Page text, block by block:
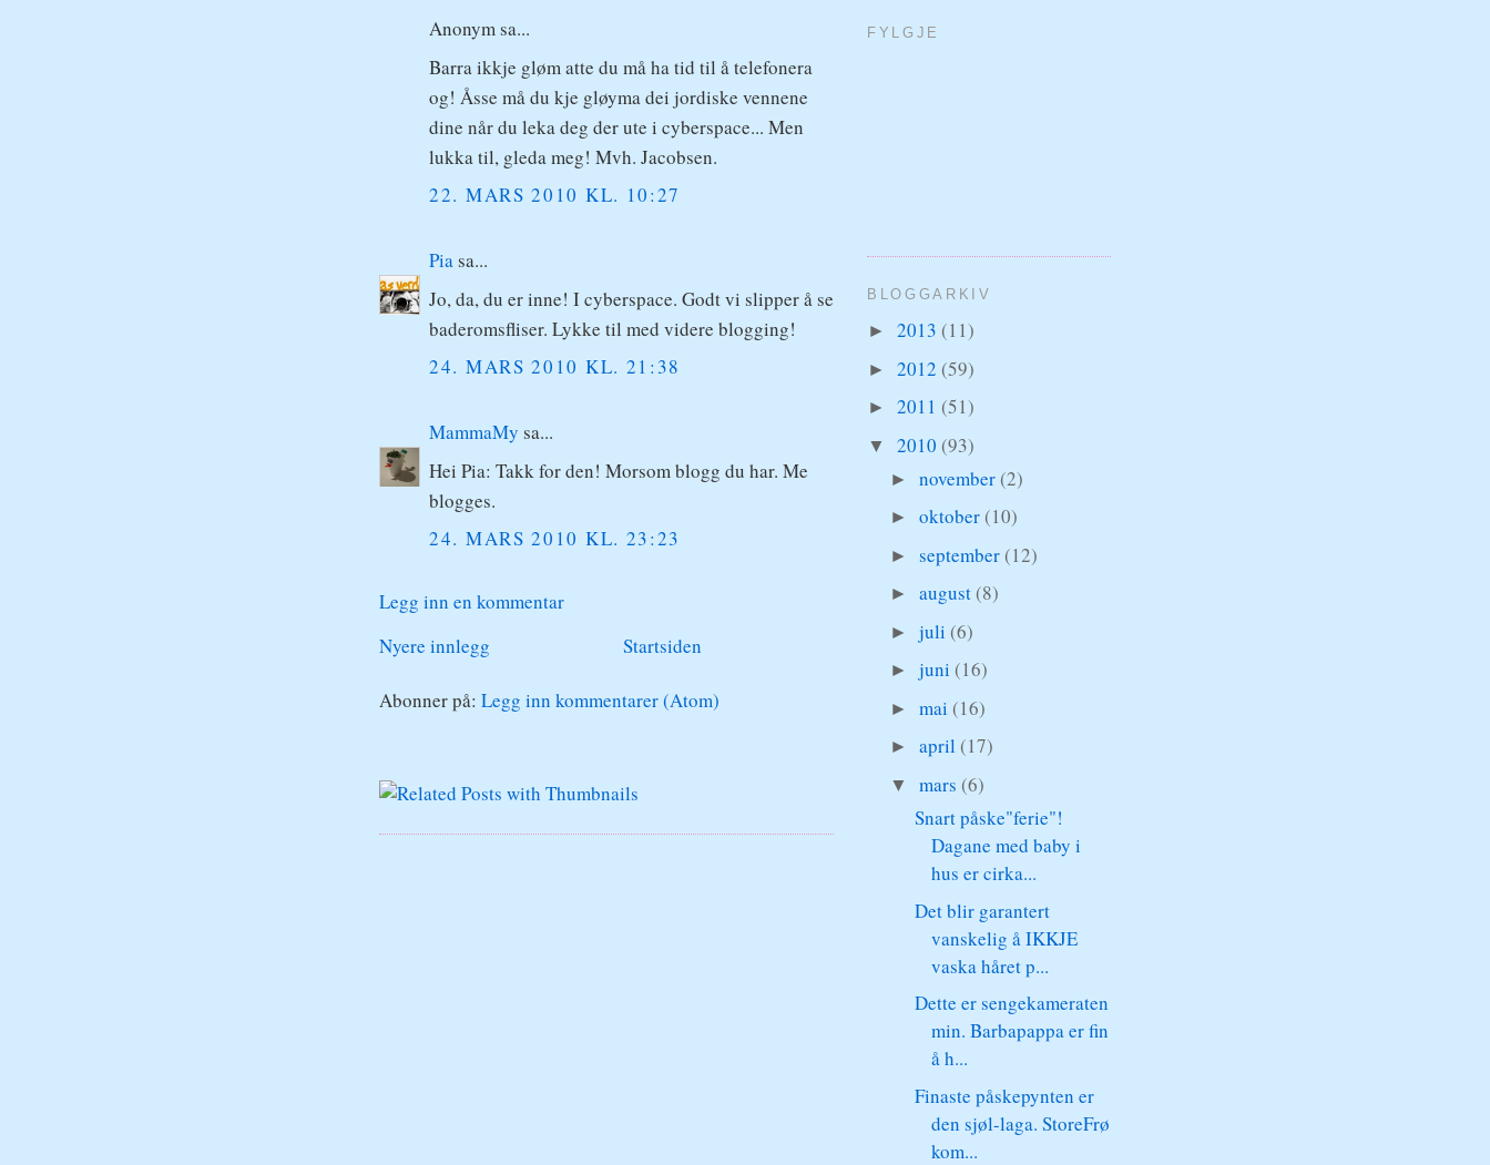
Anonym sa...
Barra ikkje gløm atte du må ha tid til å telefonera
og! Åsse må du kje gløyma dei jordiske vennene
dine når du leka deg der ute i cyberspace... Men
lukka til, gleda meg! Mvh. Jacobsen.
22. MARS 2010 KL. 10:27
Piasa...
Jo, da, du er inne! I cyberspace. Godt vi slipper å se
baderomsfliser. Lykke til med videre blogging!
24. MARS 2010 KL. 21:38
MammaMy sa...
Hei Pia: Takk for den! Morsom blogg du har. Me
blogges.
24. MARS 2010 KL. 23:23
Legg inn en kommentar
Nyere innlegg
Startsiden
Abonner på: Legg inn kommentarer (Atom)
FYLGJE
BLOGGARKIV
► 2013 (11)
► 2012 (59)
► 2011 (51)
▼ 2010 (93)
►november(2)
►oktober(10)
►september(12)
►august(8)
►juli(6)
►juni(16)
►mai(16)
►april(17)
▼mars(6)
Snart påske"ferie"!
Dagane med baby i
hus er cirka...
Det blir garantert
vanskelig å IKKJE
vaska håret p...
Dette er sengekameraten
min. Barbapappa er fin
å h...
Finaste påskepynten er
den sjøl-laga. StoreFrø
kom...